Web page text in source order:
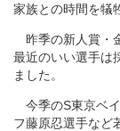
家族との時間を犠
昨季の新人賞・
最近のいい選手は
ました。
今季のS東京ベ
フ藤原忍選手など